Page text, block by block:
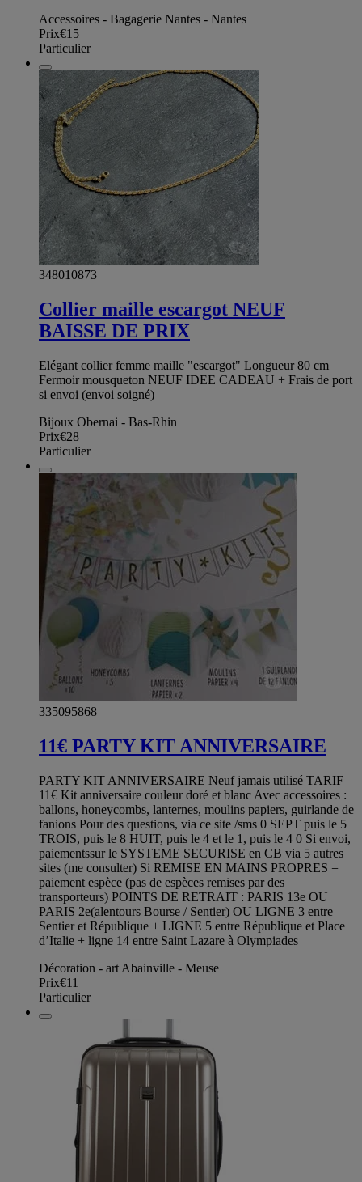
Accessoires - Bagagerie Nantes - Nantes
Prix€15
Particulier
348010873
Collier maille escargot NEUF
BAISSE DE PRIX
Elégant collier femme maille "escargot" Longueur 80 cm
Fermoir mousqueton NEUF IDEE CADEAU + Frais de port
si envoi (envoi soigné)
Bijoux Obernai - Bas-Rhin
Prix€28
Particulier
335095868
11€ PARTY KIT ANNIVERSAIRE
PARTY KIT ANNIVERSAIRE Neuf jamais utilisé TARIF
11€ Kit anniversaire couleur doré et blanc Avec accessoires :
ballons, honeycombs, lanternes, moulins papiers, guirlande de
fanions Pour des questions, via ce site /sms 0 SEPT puis le 5
TROIS, puis le 8 HUIT, puis le 4 et le 1, puis le 4 0 Si envoi,
paiementssur le SYSTEME SECURISE en CB via 5 autres
sites (me consulter) Si REMISE EN MAINS PROPRES =
paiement espèce (pas de espèces remises par des
transporteurs) POINTS DE RETRAIT : PARIS 13e OU
PARIS 2e(alentours Bourse / Sentier) OU LIGNE 3 entre
Sentier et République + LIGNE 5 entre République et Place
d’Italie + ligne 14 entre Saint Lazare à Olympiades
Décoration - art Abainville - Meuse
Prix€11
Particulier